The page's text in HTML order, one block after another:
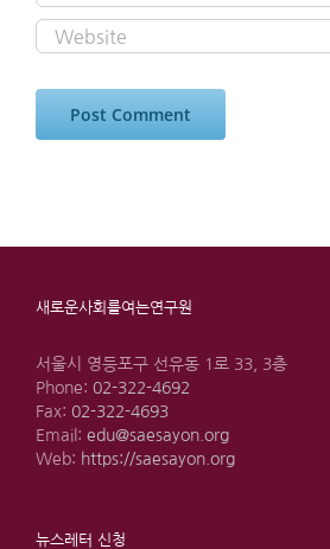
새로운사회를여는연구원
서울시 영등포구 선유동 1로 33, 3층
Phone: 02-322-4692
Fax: 02-322-4693
Email: edu@saesayon.org
Web: https://saesayon.org
뉴스레터 신청